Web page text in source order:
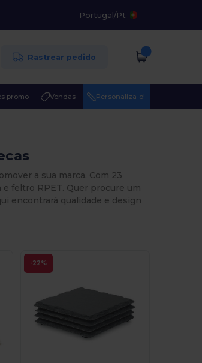
Portugal/Pt
Rastrear pedido
promo Vendas Personaliza-o!
a sua marca. Com 23
feltro RPET. Quer procure um
encontrará qualidade e design
-22%